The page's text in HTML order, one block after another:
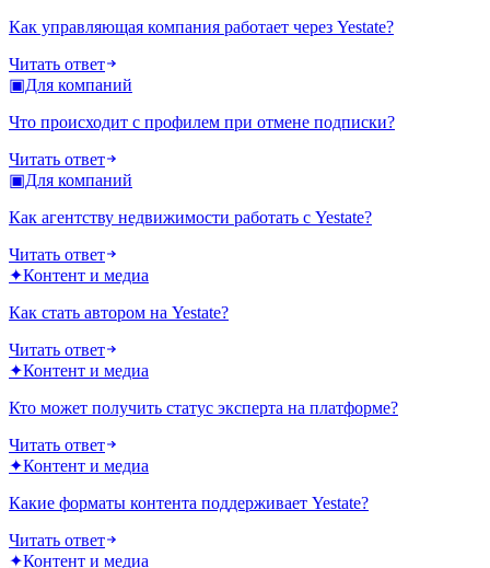
Как управляющая компания работает через Yestate?
Читать ответ
▣Для компаний
Что происходит с профилем при отмене подписки?
Читать ответ
▣Для компаний
Как агентству недвижимости работать с Yestate?
Читать ответ
✦Контент и медиа
Как стать автором на Yestate?
Читать ответ
✦Контент и медиа
Кто может получить статус эксперта на платформе?
Читать ответ
✦Контент и медиа
Какие форматы контента поддерживает Yestate?
Читать ответ
✦Контент и медиа